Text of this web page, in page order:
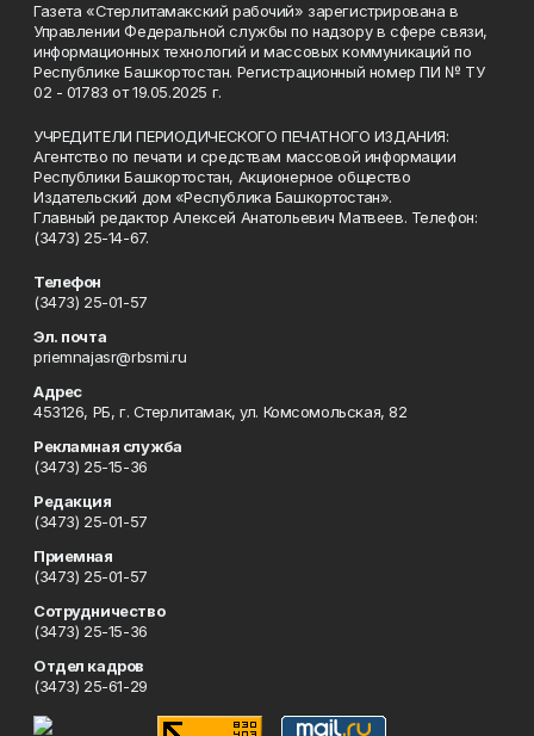
Газета «Стерлитамакский рабочий» зарегистрирована в
Управлении Федеральной службы по надзору в сфере связи,
информационных технологий и массовых коммуникаций по
Республике Башкортостан. Регистрационный номер ПИ № ТУ
02 - 01783 от 19.05.2025 г.
УЧРЕДИТЕЛИ ПЕРИОДИЧЕСКОГО ПЕЧАТНОГО ИЗДАНИЯ:
Агентство по печати и средствам массовой информации
Республики Башкортостан, Акционерное общество
Издательский дом «Республика Башкортостан».
Главный редактор Алексей Анатольевич Матвеев. Телефон:
(3473) 25-14-67.
Телефон
(3473) 25-01-57
Эл. почта
priemnajasr@rbsmi.ru
Адрес
453126, РБ, г. Стерлитамак, ул. Комсомольская, 82
Рекламная служба
(3473) 25-15-36
Редакция
(3473) 25-01-57
Приемная
(3473) 25-01-57
Сотрудничество
(3473) 25-15-36
Отдел кадров
(3473) 25-61-29